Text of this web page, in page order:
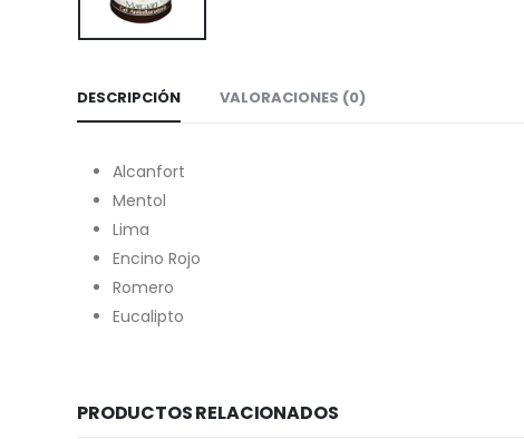
DESCRIPCIÓN VALORACIONES (0)
Alcanfort
Mentol
Lima
Encino Rojo
Romero
Eucalipto
PRODUCTOS RELACIONADOS